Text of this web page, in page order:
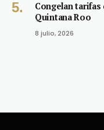
Congelan
Quintana Roo
8 julio, 2026